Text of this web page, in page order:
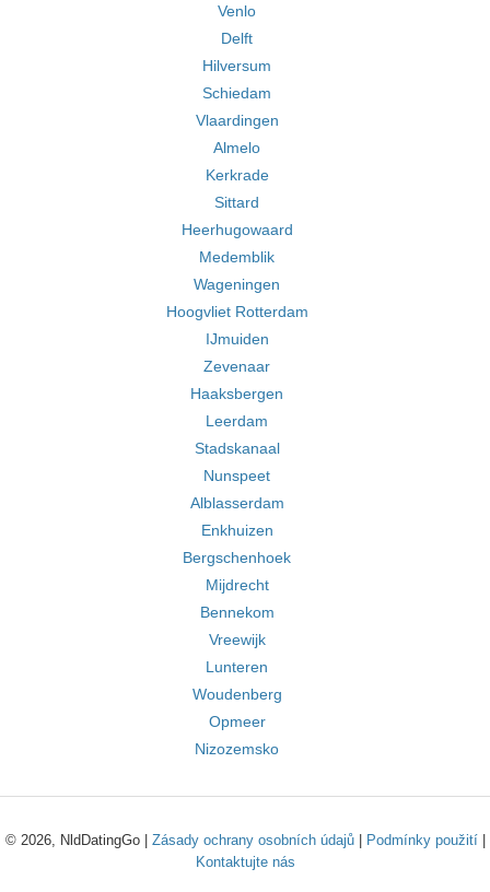
Venlo
Delft
Hilversum
Schiedam
Vlaardingen
Almelo
Kerkrade
Sittard
Heerhugowaard
Medemblik
Wageningen
Hoogvliet Rotterdam
IJmuiden
Zevenaar
Haaksbergen
Leerdam
Stadskanaal
Nunspeet
Alblasserdam
Enkhuizen
Bergschenhoek
Mijdrecht
Bennekom
Vreewijk
Lunteren
Woudenberg
Opmeer
Nizozemsko
© 2026, NldDatingGo | Zásady ochrany osobních údajů| Podmínky použití|
Kontaktujte nás